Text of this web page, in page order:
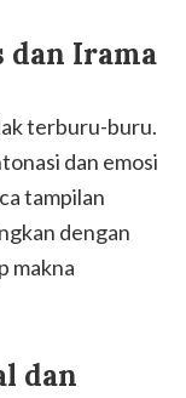
dan Irama
terburu-buru.
dan emosi
tampilan
dengan
makna
dan